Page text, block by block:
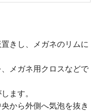
きし、メガネのリムに
メガネ用クロスなどで
ます。
から外側へ気泡を抜き